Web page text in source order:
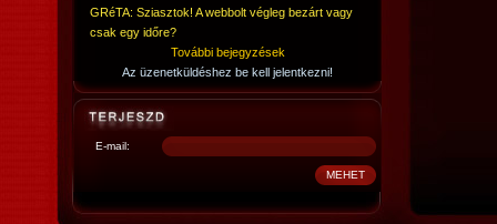
GRéTA: Sziasztok! A webbolt végleg bezárt vagy
csak egy időre?
További bejegyzések
Az üzenetküldéshez be kell jelentkezni!
E-mail: